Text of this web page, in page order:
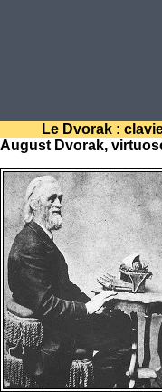
Le Dvorak :
August Dvorak,